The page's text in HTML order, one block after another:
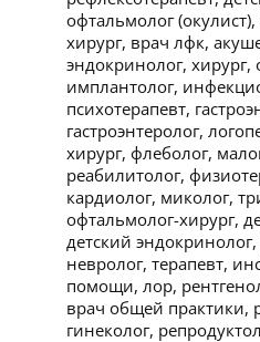
офтальмолог
хирург, врач лфк,
эндокринолог, хирург,
имплантолог,
психотерапевт,
гастроэнтеролог,
хирург, флеболог,
реабилитолог,
кардиолог, миколог,
офтальмолог-хирург,
детский
невролог, терапевт,
помощи, лор,
врач общей практики,
гинеколог,